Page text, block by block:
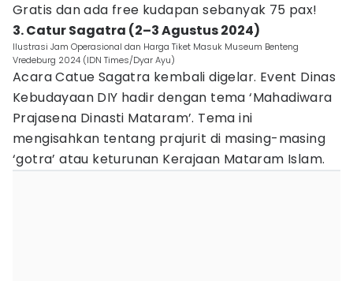
Gratis dan ada free kudapan sebanyak 75 pax!
3. Catur Sagatra (2–3 Agustus 2024)
Ilustrasi Jam Operasional dan Harga Tiket Masuk Museum Benteng
Vredeburg 2024 (IDN Times/Dyar Ayu)
Acara Catue Sagatra kembali digelar. Event Dinas
Kebudayaan DIY hadir dengan tema ‘Mahadiwara
Prajasena Dinasti Mataram’. Tema ini
mengisahkan tentang prajurit di masing-masing
‘gotra’ atau keturunan Kerajaan Mataram Islam.